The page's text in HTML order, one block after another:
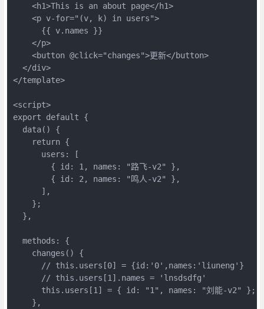
    <h1>This is an about page</h1>
    <p v-for="(v, k) in users">
      {{ v.names }}
    </p>
    <button @click="changes">更新</button>
  </div>
</template>
<script>
export default {
  data() {
    return {
      users: [
        { id: 1, names: "路飞-v2" },
        { id: 2, names: "鸣人-v2" },
      ],
    };
  },
  methods: {
    changes() {
      // this.users[0] = {id:'0',names:'liuneng'}
      // this.users[1].names = 'lnsdsdfg'
      this.users[1] = { id: "1", names: "刘能-v2" };
    },